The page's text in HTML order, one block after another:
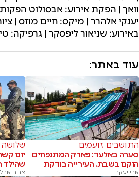
וואך | הפקת אירוע: אבסולוט
יענקי אלהרר | מיקס: חיים מוזס |
באירוע: שניאור ליפסקר | גרפיקה:
עוד באתר:
התושבים זועמים
סערה באלעד: פארק המתנפחים
הוקם בשבת. העירייה בודקת
אבי יעקב
שלושה
יום
שהילד
אריה